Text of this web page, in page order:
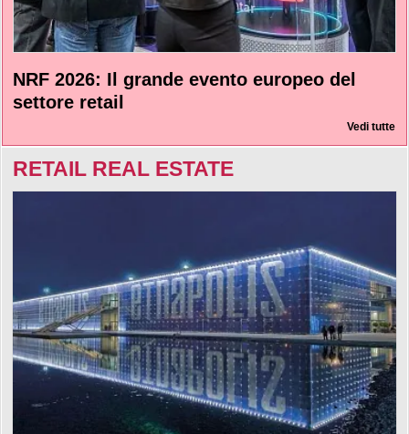
NRF 2026: Il grande evento europeo del
settore retail
Vedi tutte
RETAIL REAL ESTATE